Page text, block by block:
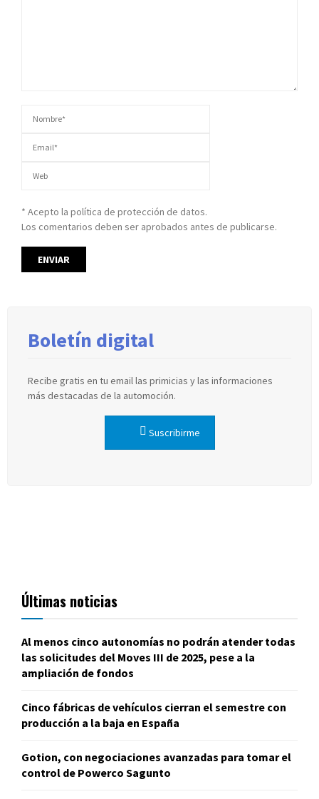
* Acepto la política de protección de datos.
Los comentarios deben ser aprobados antes de publicarse.
Boletín digital
Recibe gratis en tu email las primicias y las informaciones
más destacadas de la automoción.
Suscribirme
Últimas noticias
Al menos cinco autonomías no podrán atender todas
las solicitudes del Moves III de 2025, pese a la
ampliación de fondos
Cinco fábricas de vehículos cierran el semestre con
producción a la baja en España
Gotion, con negociaciones avanzadas para tomar el
control de Powerco Sagunto